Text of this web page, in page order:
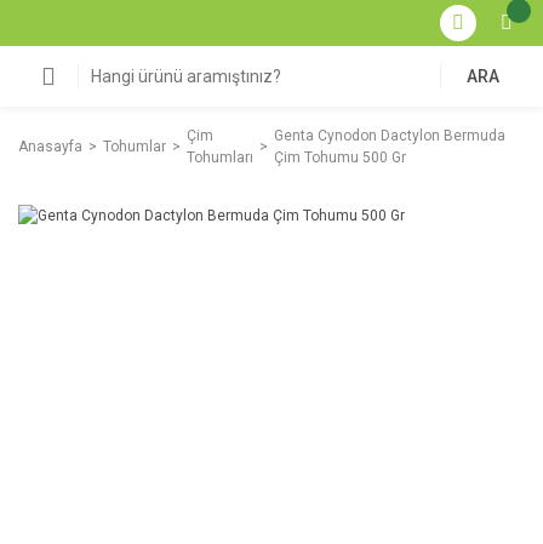
ARA
Anasayfa Tohumlar
Çim
Tohumları
Genta Cynodon Dactylon Bermuda
Çim Tohumu 500 Gr